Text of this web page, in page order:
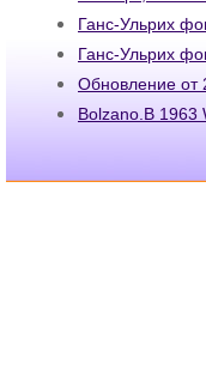
Ганс-Ульрих
Ганс-Ульрих
Обновление от
Bolzano.B 1963